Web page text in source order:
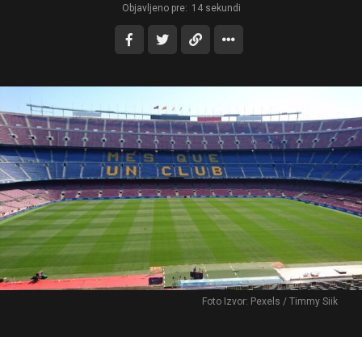
Objavljeno pre: 14 sekundi
Foto Izvor: Pexels / Timmy Siik